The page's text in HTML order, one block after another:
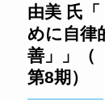
由美 氏
めに自律
善」」（
第8期）